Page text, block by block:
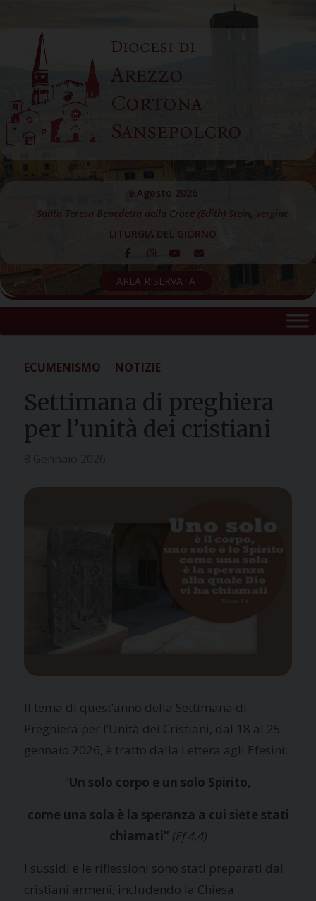
content
Diocesi di
Arezzo
Cortona
Sansepolcro
9 Agosto 2026
Santa Teresa Benedetta della Croce (Edith) Stein, vergine
LITURGIA DEL GIORNO
AREA RISERVATA
ECUMENISMO NOTIZIE
Settimana di preghiera
per l’unità dei cristiani
Il tema di quest’anno della Settimana di
Preghiera per l’Unità dei Cristiani, dal 18 al 25
gennaio 2026, è tratto dalla Lettera agli Efesini:
“Un solo corpo e un solo Spirito,
come una sola è la speranza a cui siete stati
chiamati” (Ef 4,4)
I sussidi e le riflessioni sono stati preparati dai
cristiani armeni, includendo la Chiesa